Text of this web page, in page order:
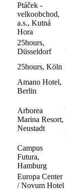
Ptáček -
velkoobchod,
a.s., Kutná
Hora
25hours,
Düsseldorf
25hours, Köln
Amano Hotel,
Berlin
Arborea
Marina Resort,
Neustadt
Campus
Futura,
Hamburg
Europa Center
/ Novum Hotel